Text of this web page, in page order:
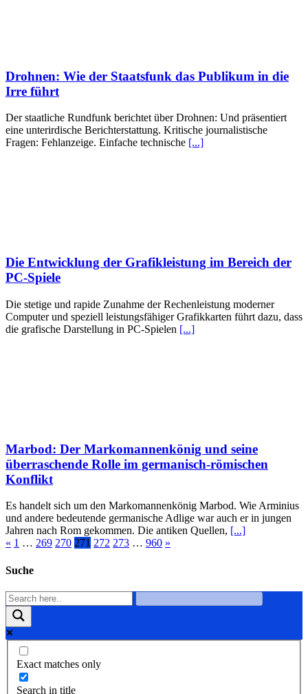
Drohnen: Wie der Staatsfunk das Publikum in die
Irre führt
Der staatliche Rundfunk berichtet über Drohnen: Und präsentiert
eine unterirdische Berichterstattung. Kritische journalistische
Fragen: Fehlanzeige. Einfache technische [...]
Die Entwicklung der Grafikleistung im Bereich der
PC-Spiele
Die stetige und rapide Zunahme der Rechenleistung moderner
Computer und speziell leistungsfähiger Grafikkarten führt dazu, dass
die grafische Darstellung in PC-Spielen [...]
Marbod: Der Markomannenkönig und seine
überraschende Rolle im germanisch-römischen
Konflikt
Es handelt sich um den Markomannenkönig Marbod. Wie Arminius
und andere bedeutende germanische Adlige war auch er in jungen
Jahren nach Rom gekommen. Die antiken Quellen, [...]
« 1 … 269 270 271 272 273 … 960 »
Suche
Exact matches only
Search in title